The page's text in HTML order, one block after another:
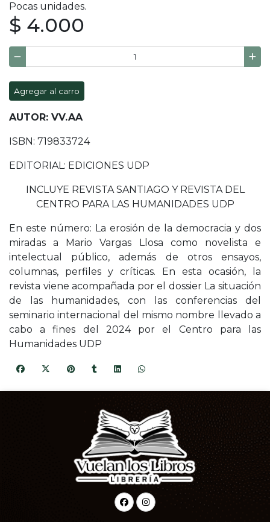
Pocas unidades.
$ 4.000
Agregar al carro
AUTOR: VV.AA
ISBN: 719833724
EDITORIAL: EDICIONES UDP
INCLUYE REVISTA SANTIAGO Y REVISTA DEL
CENTRO PARA LAS HUMANIDADES UDP
En este número: La erosión de la democracia y dos
miradas a Mario Vargas Llosa como novelista e
intelectual público, además de otros ensayos,
columnas, perfiles y críticas. En esta ocasión, la
revista viene acompañada por el dossier La situación
de las humanidades, con las conferencias del
seminario internacional del mismo nombre llevado a
cabo a fines del 2024 por el Centro para las
Humanidades UDP